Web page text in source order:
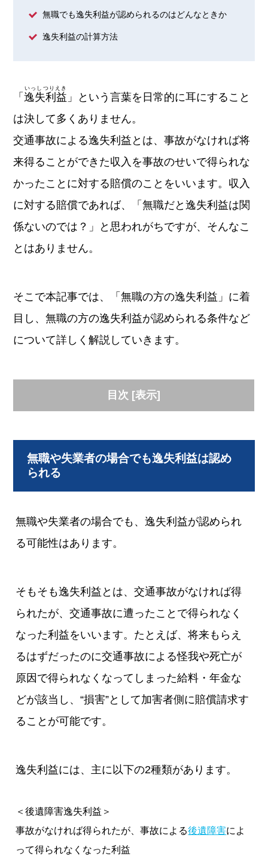
無職でも逸失利益が認められるのはどんなときか
逸失利益の計算方法
「逸失利益
いっしつりえき
」という言葉を日常的に耳にすること
は決して多くありません。
交通事故による逸失利益とは、事故がなければ将
来得ることができた収入を事故のせいで得られな
かったことに対する賠償のことをいいます。収入
に対する賠償であれば、「無職だと逸失利益は関
係ないのでは？」と思われがちですが、そんなこ
とはありません。
そこで本記事では、「無職の方の逸失利益」に着
目し、無職の方の逸失利益が認められる条件など
について詳しく解説していきます。
目次 [表示]
無職や失業者の場合でも逸失利益は認め
られる
無職や失業者の場合でも、逸失利益が認められ
る可能性はあります。
そもそも逸失利益とは、交通事故がなければ得
られたが、交通事故に遭ったことで得られなく
なった利益をいいます。たとえば、将来もらえ
るはずだったのに交通事故による怪我や死亡が
原因で得られなくなってしまった給料・年金な
どが該当し、“損害”として加害者側に賠償請求す
ることが可能です。
逸失利益には、主に以下の2種類があります。
＜後遺障害逸失利益＞
事故がなければ得られたが、事故による後遺障害によ
って得られなくなった利益